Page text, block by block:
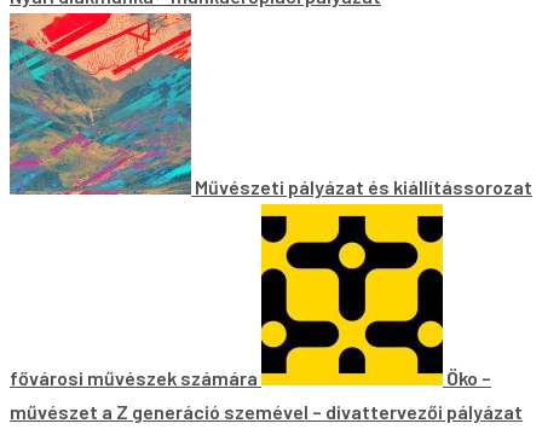
Művészeti pályázat és kiállítássorozat
fővárosi művészek számára
Öko –
művészet a Z generáció szemével – divattervezői pályázat